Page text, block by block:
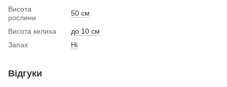
Висота
рослини
50 см
Висота келиха
до 10 см
Запах
Ні
Відгуки